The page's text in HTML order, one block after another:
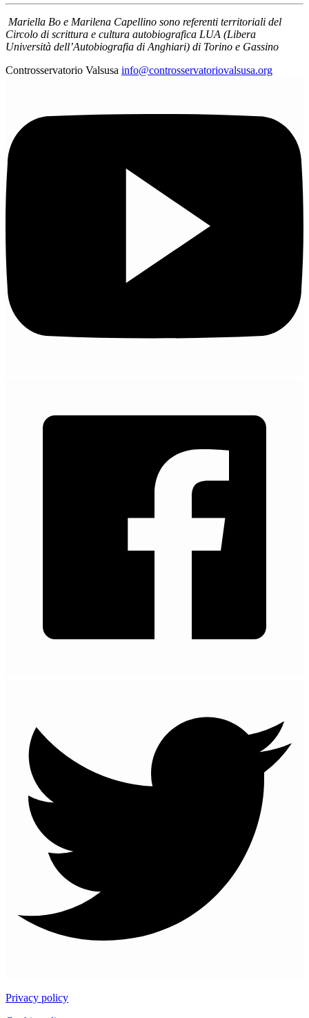
Mariella Bo e Marilena Capellino sono referenti territoriali del
Circolo di scrittura e cultura autobiografica LUA (Libera
Università dell’Autobiografia di Anghiari) di Torino e Gassino
Controsservatorio Valsusa info@controsservatoriovalsusa.org
Privacy policy